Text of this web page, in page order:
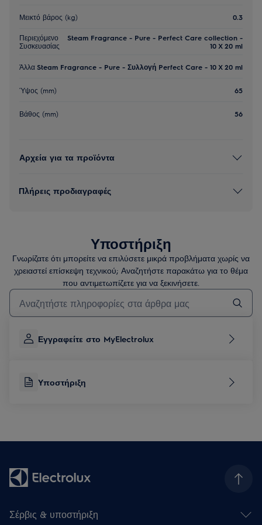
Μεικτό βάρος (kg) 0.3
Περιεχόμενο
Συσκευασίας
Steam Fragrance - Pure - Perfect Care collection -
10 X 20 ml
ΆλλαSteam Fragrance - Pure - Συλλογή Perfect Care - 10 X 20 ml
Ύψος (mm) 65
Βάθος (mm) 56
Αρχεία για τα προϊόντα
Πλήρεις προδιαγραφές
Υποστήριξη
Γνωρίζατε ότι μπορείτε να επιλύσετε μικρά προβλήματα χωρίς να
χρειαστεί επίσκεψη τεχνικού; Αναζητήστε παρακάτω για το θέμα
που αντιμετωπίζετε για να ξεκινήσετε.
Τύπος για αναζήτηση άρθρων υποστήριξης
Εγγραφείτε στο MyElectrolux
Υποστήριξη
Σέρβις & υποστήριξη